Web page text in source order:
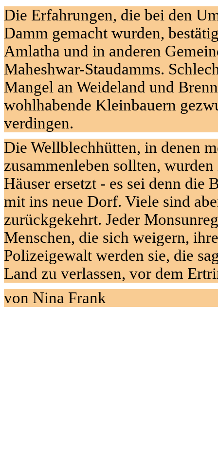
Die Erfahrungen, die bei den
Damm gemacht wurden,
Amlatha und in anderen
Maheshwar-Staudamms.
Mangel an Weideland und
wohlhabende Kleinbauern
verdingen.
Die Wellblechhütten, in denen
zusammenleben sollten,
Häuser ersetzt - es sei denn die
mit ins neue Dorf. Viele sind
zurückgekehrt. Jeder
Menschen, die sich weigern,
Polizeigewalt werden sie, die
Land zu verlassen, vor dem
von Nina Frank